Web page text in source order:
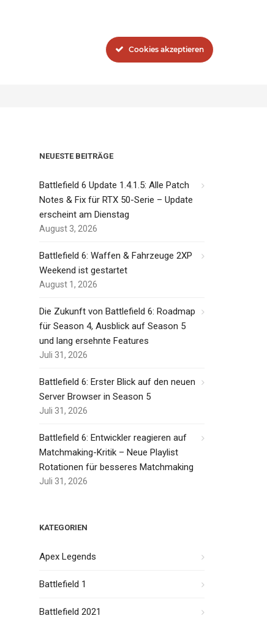
NEUESTE BEITRÄGE
Battlefield 6 Update 1.4.1.5: Alle Patch
Notes & Fix für RTX 50-Serie – Update
erscheint am Dienstag
August 3, 2026
Battlefield 6: Waffen & Fahrzeuge 2XP
Weekend ist gestartet
August 1, 2026
Die Zukunft von Battlefield 6: Roadmap
für Season 4, Ausblick auf Season 5
und lang ersehnte Features
Juli 31, 2026
Battlefield 6: Erster Blick auf den neuen
Server Browser in Season 5
Juli 31, 2026
Battlefield 6: Entwickler reagieren auf
Matchmaking-Kritik – Neue Playlist
Rotationen für besseres Matchmaking
Juli 31, 2026
KATEGORIEN
Apex Legends
Battlefield 1
Battlefield 2021
Cookies akzeptieren